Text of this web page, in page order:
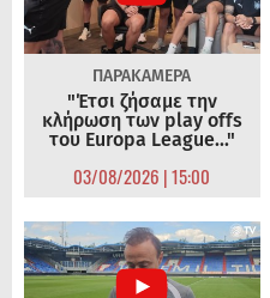
ΠΑΡΑΚΑΜΕΡΑ
"Έτσι ζήσαμε την
κλήρωση των play offs
του Europa League..."
03/08/2026 | 15:00